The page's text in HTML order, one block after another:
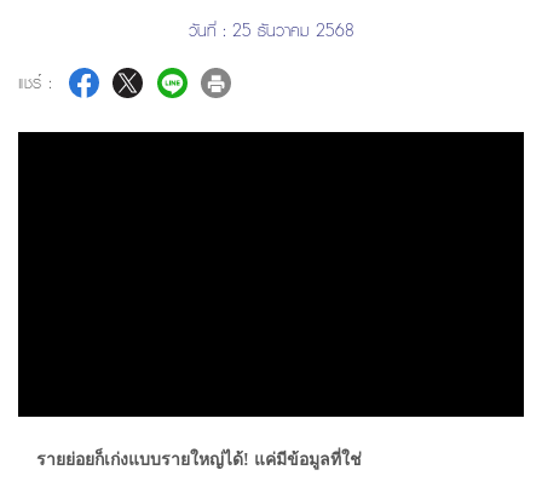
วันที่ : 25 ธันวาคม 2568
แชร์ :
รายย่อยก็เก่งแบบรายใหญ่ได้! แค่มีข้อมูลที่ใช่